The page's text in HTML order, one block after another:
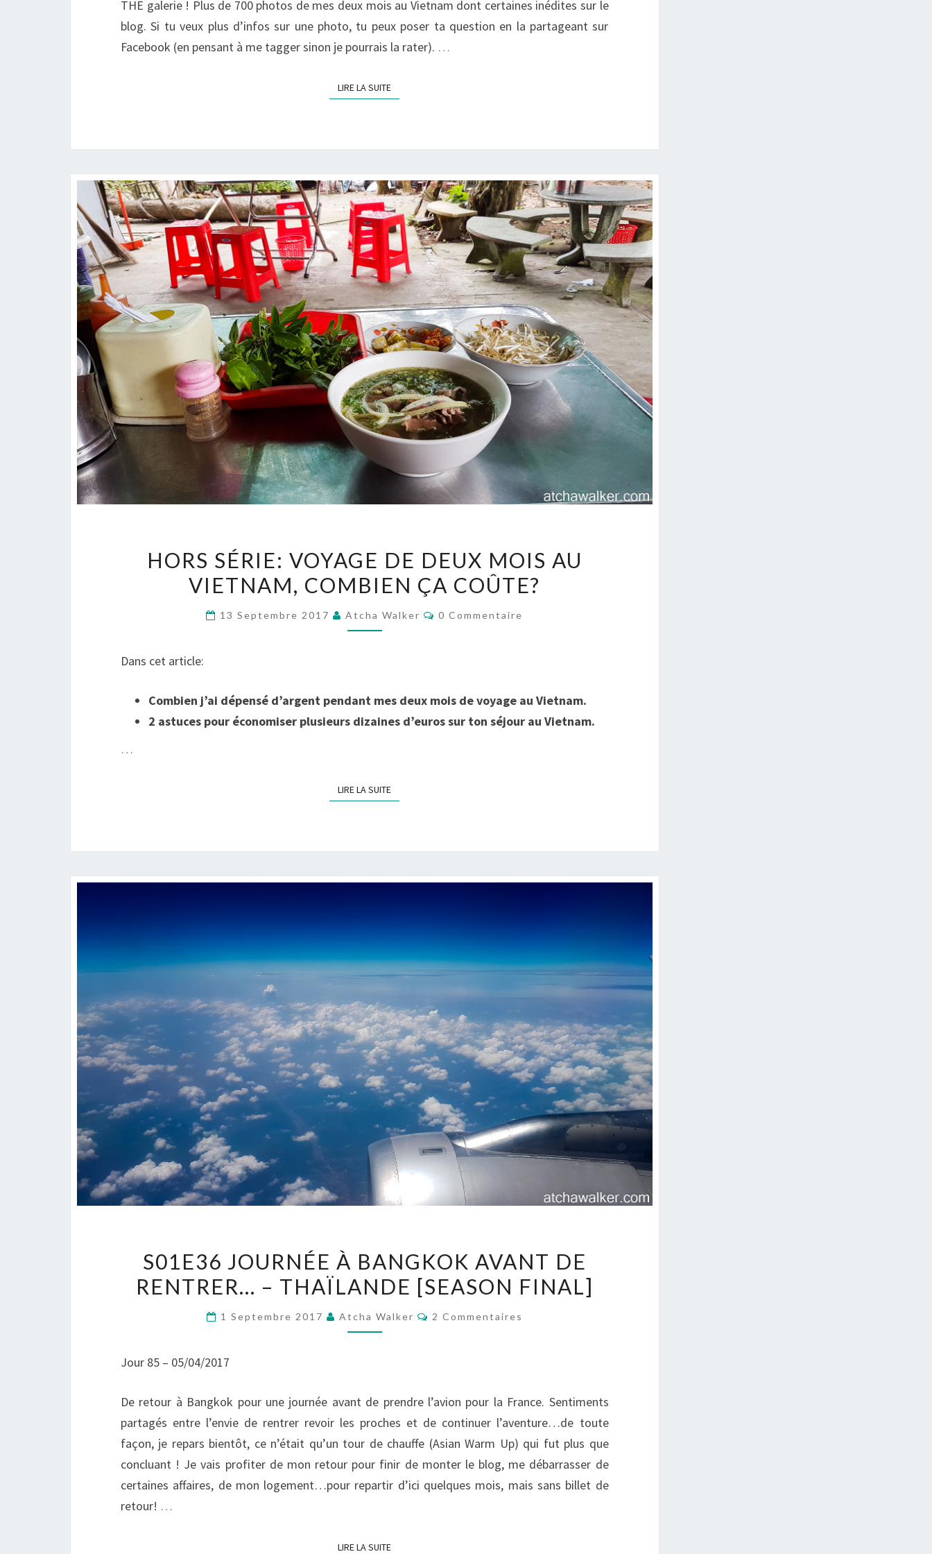
THE galerie ! Plus de 700 photos de mes deux mois au Vietnam dont certaines inédites sur le
blog. Si tu veux plus d’infos sur une photo, tu peux poser ta question en la partageant sur
Facebook (en pensant à me tagger sinon je pourrais la rater). …
LIRE LA SUITELIRE LA SUITE
SÉRIE:
VOYAGE
DEUX
COMBIEN
ÇA
HORS SÉRIE: VOYAGE DE DEUX MOIS AU
VIETNAM, COMBIEN ÇA COÛTE?
13 Septembre 2017 Atcha Walker Commentaires
0 Commentaire
Dans cet article:
Combien j’ai dépensé d’argent pendant mes deux mois de voyage au Vietnam.
2 astuces pour économiser plusieurs dizaines d’euros sur ton séjour au Vietnam.
…
LIRE LA SUITELIRE LA SUITE
JOURNÉE
À
AVANT
THAÏLANDE
[SEASON
FINAL]
S01E36 JOURNÉE À BANGKOK AVANT DE
RENTRER… – THAÏLANDE [SEASON FINAL]
1 Septembre 2017 Atcha Walker Commentaires
2 Commentaires
Jour 85 – 05/04/2017
De retour à Bangkok pour une journée avant de prendre l’avion pour la France. Sentiments
partagés entre l’envie de rentrer revoir les proches et de continuer l’aventure…de toute
façon, je repars bientôt, ce n’était qu’un tour de chauffe (Asian Warm Up) qui fut plus que
concluant ! Je vais profiter de mon retour pour finir de monter le blog, me débarrasser de
certaines affaires, de mon logement…pour repartir d’ici quelques mois, mais sans billet de
retour! …
LIRE LA SUITELIRE LA SUITE